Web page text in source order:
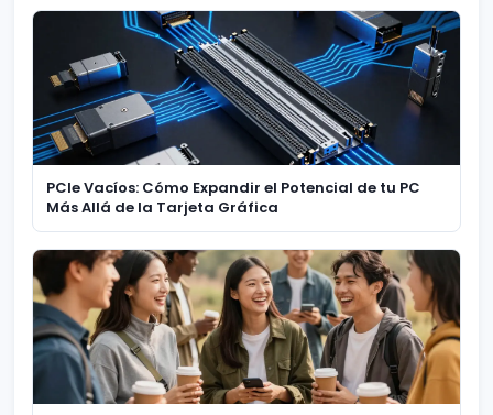
PCIe Vacíos: Cómo Expandir el Potencial de tu PC
Más Allá de la Tarjeta Gráfica